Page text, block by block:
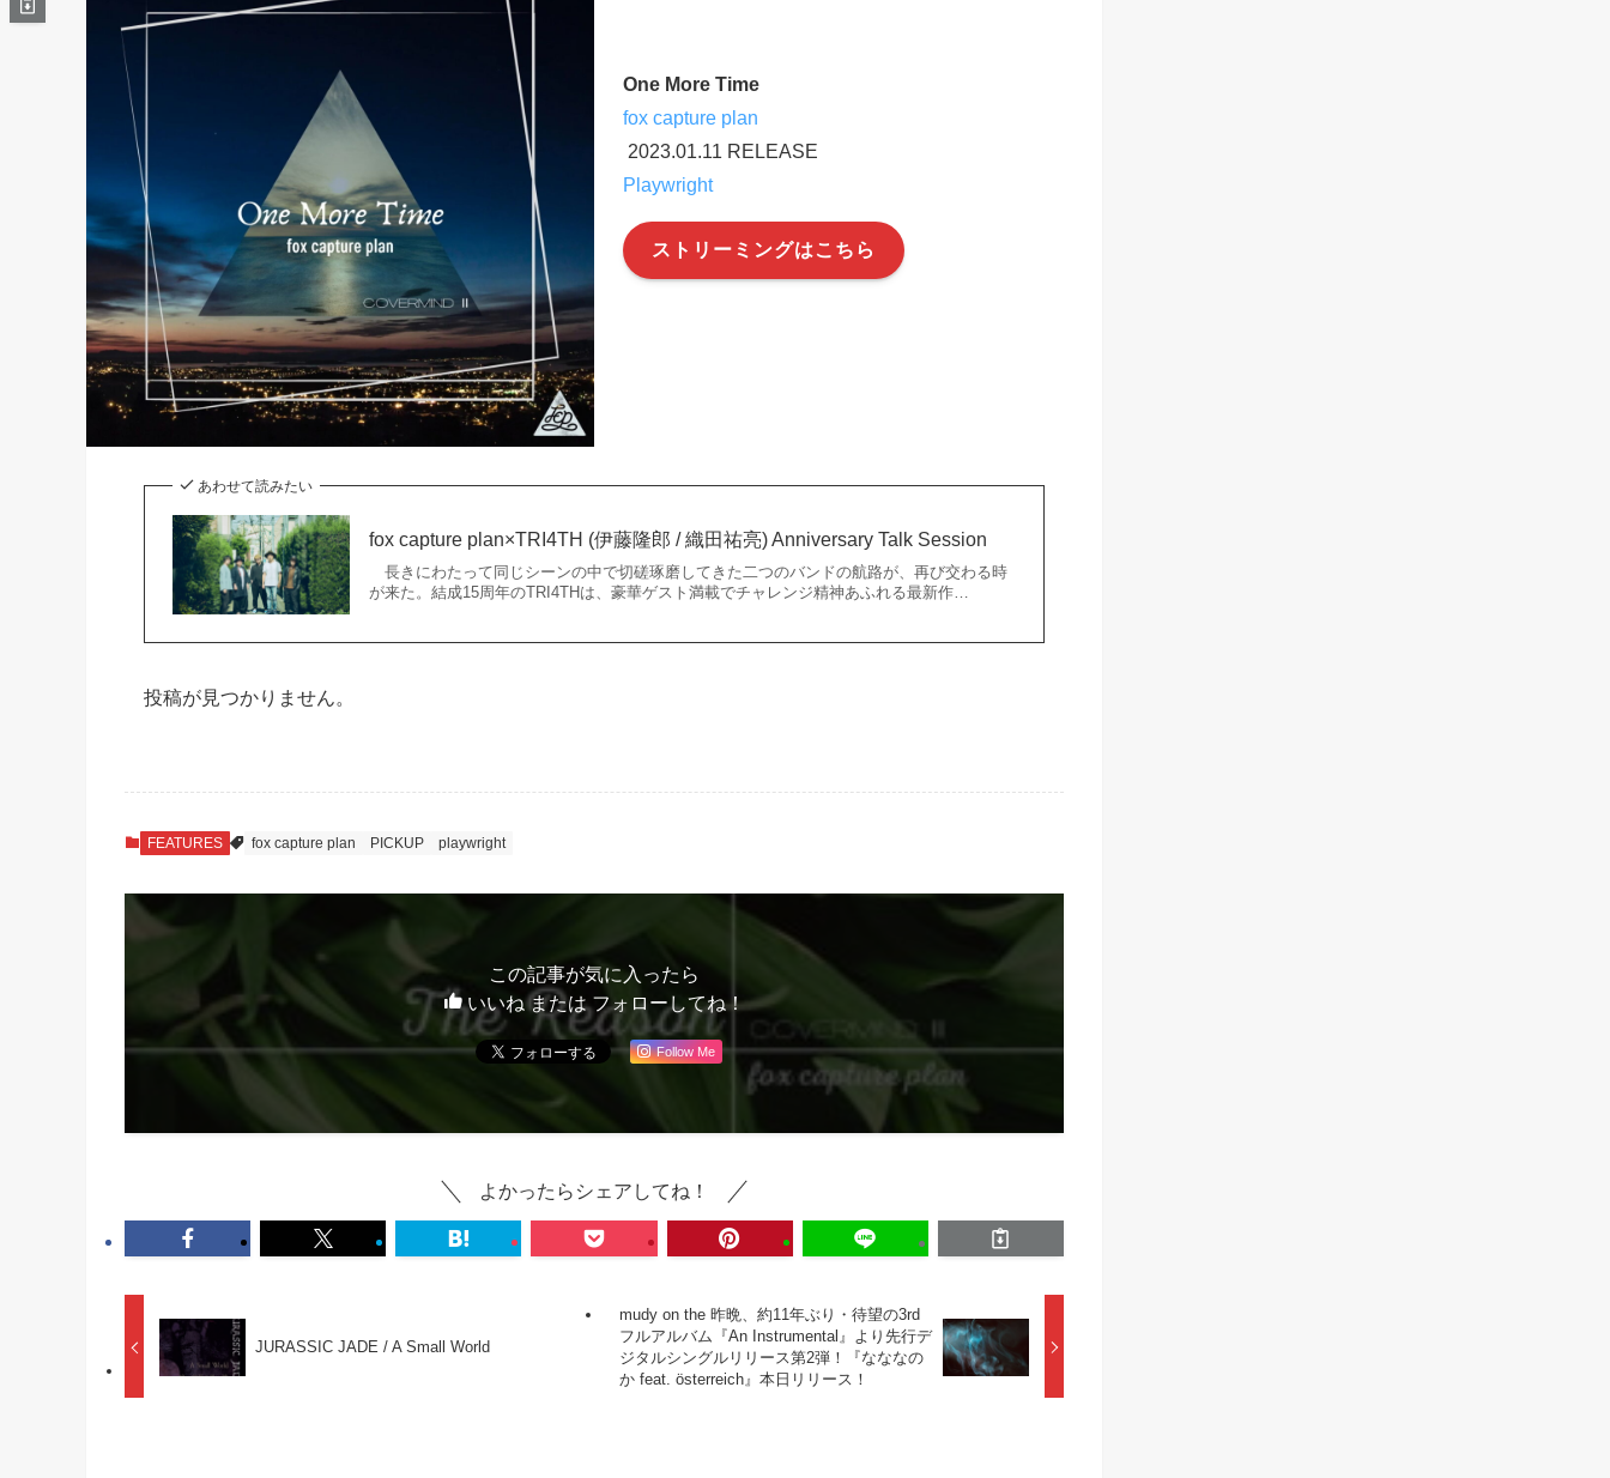
One More Time
fox capture plan
2023.01.11 RELEASE
Playwright
ストリーミングはこちら
あわせて読みたい
fox capture plan×TRI4TH (伊藤隆郎 / 織田祐亮) Anniversary Talk Session
長きにわたって同じシーンの中で切磋琢磨してきた二つのバンドの航路が、再び交わる時
が来た。結成15周年のTRI4THは、豪華ゲスト満載でチャレンジ精神あふれる最新作…
投稿が見つかりません。
FEATURES fox capture plan PICKUP playwright
この記事が気に入ったら
いいね または フォローしてね！
Follow Me
よかったらシェアしてね！
JURASSIC JADE / A Small World
mudy on the 昨晩、約11年ぶり・待望の3rd
フルアルバム『An Instrumental』より先行デ
ジタルシングルリリース第2弾！『なななの
か feat. österreich』本日リリース！